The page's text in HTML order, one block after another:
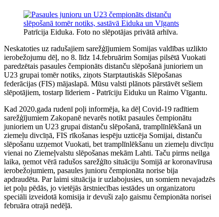
Patrīcija Eiduka. Foto no slēpotājas privātā arhīva.
Neskatoties uz radušajiem sarežģījumiem Somijas valdības uzlikto
ierobežojumu dēļ, no 8. līdz 14.februārim Somijas pilsētā Vuokati
paredzētais pasaules čempionāts distanču slēpošanā junioriem un
U23 grupai tomēr notiks, ziņots Starptautiskās Slēpošanas
federācijas (FIS) mājaslapā. Mūsu valsti plānots pārstāvēt sešiem
slēpotājiem, tostarp līderiem - Patrīciju Eiduku un Raimo Vīgantu.
Kad 2020.gada rudenī poļi informēja, ka dēļ Covid-19 radītiem
sarežģījumiem Zakopanē nevarēs notikt pasaules čempionātu
junioriem un U23 grupai distanču slēpošanā, tramplīnlēkšanā un
ziemeļu divcīņā, FIS rīkošanas iespēju uzticēja Somijai, distanču
slēpošanu uzņemot Vuokati, bet tramplīnlēkšanu un ziemeļu divcīņu
vienai no Ziemeļvalstu slēpošanas mekām Lahti. Taču pirms neilga
laika, ņemot vērā radušos sarežģīto situāciju Somijā ar koronavīrusa
ierobežojumiem, pasaules junioru čempionāta norise bija
apdraudēta. Par laimi situācija ir uzlabojusies, un somiem nevajadzēs
iet poļu pēdās, jo vietējās ārstniecības iestādes un organizatoru
speciāli izveidotā komisija ir devuši zaļo gaismu čempionāta norisei
februāra otrajā nedēļā.